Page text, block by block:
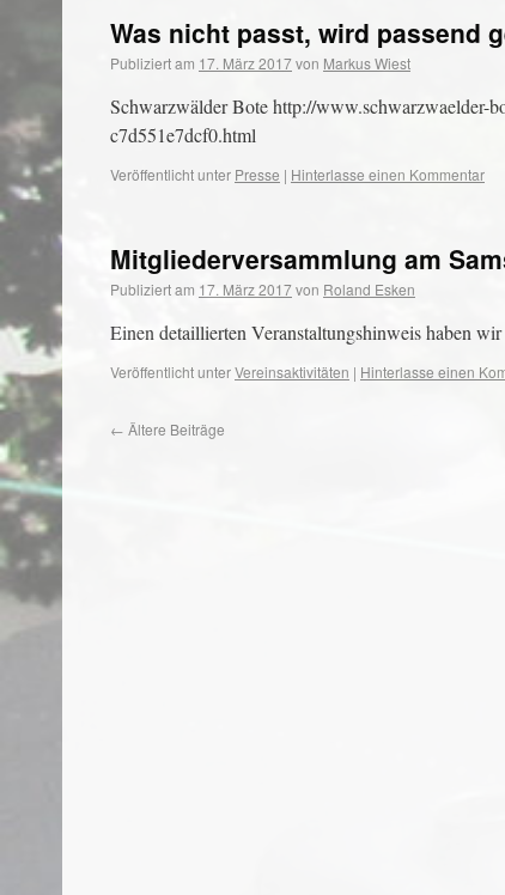
Was nicht passt, wird passend
Publiziert am 17. März 2017von Markus Wiest
Schwarzwälder Bote http://www.schwarzwaelder-
c7d551e7dcf0.html
Veröffentlicht unter Presse | Hinterlasse einen Kommentar
Mitgliederversammlung am
Publiziert am 17. März 2017von Roland Esken
Einen detaillierten Veranstaltungshinweis haben
Veröffentlicht unterVereinsaktivitäten | Hinterlasse einen
← Ältere Beiträge